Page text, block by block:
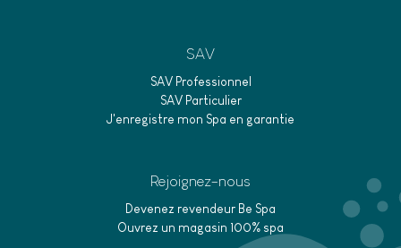
SAV
SAV Professionnel
SAV Particulier
J'enregistre mon Spa en garantie
Rejoignez-nous
Devenez revendeur Be Spa
Ouvrez un magasin 100% spa